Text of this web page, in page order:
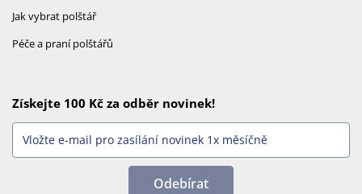
Jak vybrat polštář
Péče a praní polštářů
Získejte 100 Kč za odběr novinek!
Odebírat